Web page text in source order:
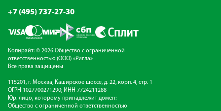
+7 (495) 737-27-30
Копирайт: © 2026 Общество с ограниченной
ответственностью (ООО) «Ригла»
Все права защищены
115201, г. Москва, Каширское шоссе, д. 22, корп. 4, стр. 1
ОГРН 1027700271290; ИНН 7724211288
Юр. лицо, которому принадлежит домен:
Общество с ограниченной ответственностью